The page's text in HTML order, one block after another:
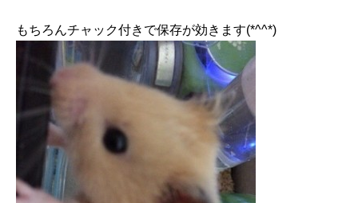
もちろんチャック付きで保存が効きます(*^^*)